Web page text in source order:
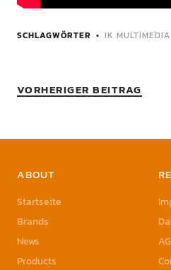
SCHLAGWÖRTER IK MULTIMEDIA
VORHERIGER BEITRAG
ABOUT
Startseite
Brands
News
Products